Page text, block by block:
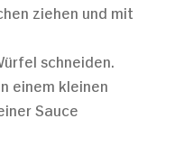
ziehen und mit
schneiden.
einem kleinen
Sauce